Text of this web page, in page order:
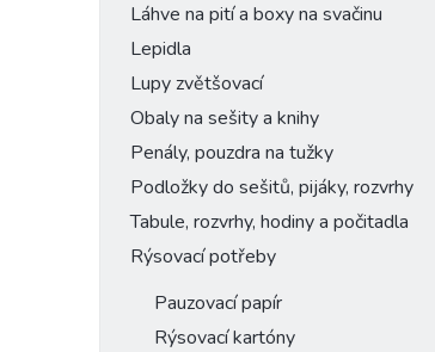
Láhve na pití a boxy na svačinu
Lepidla
Lupy zvětšovací
Obaly na sešity a knihy
Penály, pouzdra na tužky
Podložky do sešitů, pijáky, rozvrhy
Tabule, rozvrhy, hodiny a počitadla
Rýsovací potřeby
Pauzovací papír
Rýsovací kartóny